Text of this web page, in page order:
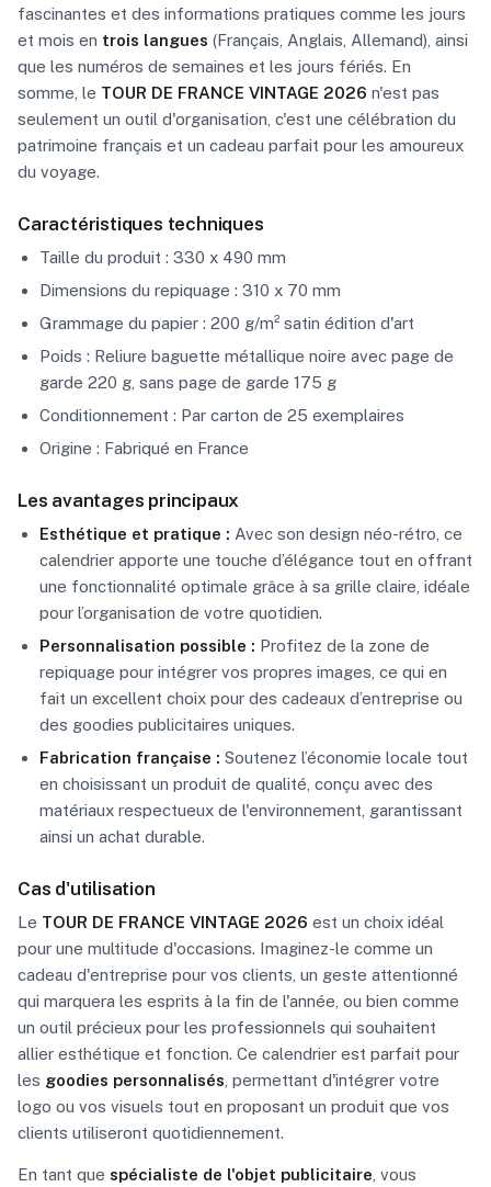
fascinantes et des informations pratiques comme les jours
et mois en trois langues (Français, Anglais, Allemand), ainsi
que les numéros de semaines et les jours fériés. En
somme, le TOUR DE FRANCE VINTAGE 2026 n'est pas
seulement un outil d'organisation, c'est une célébration du
patrimoine français et un cadeau parfait pour les amoureux
du voyage.
Caractéristiques techniques
Taille du produit : 330 x 490 mm
Dimensions du repiquage : 310 x 70 mm
Grammage du papier : 200 g/m² satin édition d'art
Poids : Reliure baguette métallique noire avec page de
garde 220 g, sans page de garde 175 g
Conditionnement : Par carton de 25 exemplaires
Origine : Fabriqué en France
Les avantages principaux
Esthétique et pratique : Avec son design néo-rétro, ce
calendrier apporte une touche d’élégance tout en offrant
une fonctionnalité optimale grâce à sa grille claire, idéale
pour l’organisation de votre quotidien.
Personnalisation possible : Profitez de la zone de
repiquage pour intégrer vos propres images, ce qui en
fait un excellent choix pour des cadeaux d’entreprise ou
des goodies publicitaires uniques.
Fabrication française : Soutenez l’économie locale tout
en choisissant un produit de qualité, conçu avec des
matériaux respectueux de l'environnement, garantissant
ainsi un achat durable.
Cas d'utilisation
Le TOUR DE FRANCE VINTAGE 2026 est un choix idéal
pour une multitude d'occasions. Imaginez-le comme un
cadeau d'entreprise pour vos clients, un geste attentionné
qui marquera les esprits à la fin de l'année, ou bien comme
un outil précieux pour les professionnels qui souhaitent
allier esthétique et fonction. Ce calendrier est parfait pour
les goodies personnalisés , permettant d'intégrer votre
logo ou vos visuels tout en proposant un produit que vos
clients utiliseront quotidiennement.
En tant que spécialiste de l'objet publicitaire , vous